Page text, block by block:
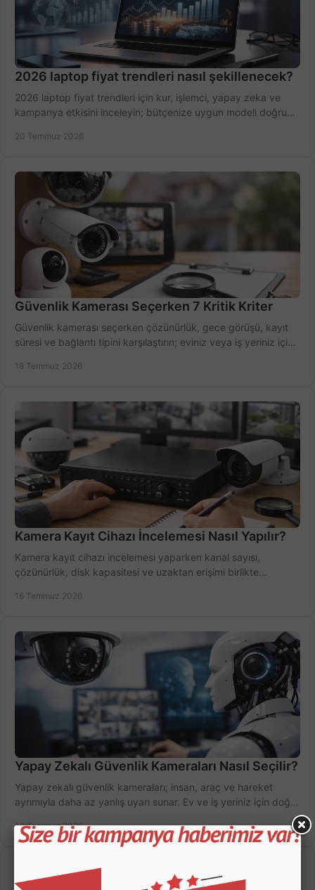
2026 laptop fiyat trendleri nasıl şekillenecek?
2026 laptop fiyat trendleri için kur, işlemci, yapay zeka ve
kampanya etkisini inceleyin; bütçenize uygun modeli doğru
20 Temmuz 2026
Güvenlik Kamerası Seçerken 7 Kritik Kriter
Güvenlik kamerası seçerken çözünürlük, gece görüşü, kayıt
süresi ve bağlantı tipini karşılaştırın; eviniz veya iş yeriniz için
18 Temmuz 2026
Kamera Kayıt Cihazı İncelemesi Nasıl Yapılır?
Kamera kayıt cihazı incelemesi yaparken kanal sayısı,
çözünürlük, disk kapasitesi ve uzaktan erişimi birlikte
16 Temmuz 2026
Yapay Zekalı Güvenlik Kameraları Nasıl Seçilir?
Yapay zekalı güvenlik kameraları; insan, araç ve hareket
ayrımıyla daha az yanlış uyarı sunar. Ev ve iş yeriniz için doğru
14 Temmuz 2026